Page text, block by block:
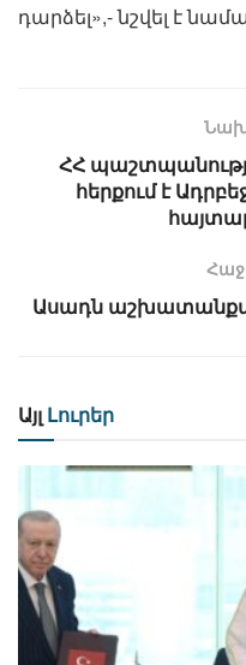
դարձել»,- նշվել է
ՀՀ
հերքում է
Ասադն
Այլ Լուրեր